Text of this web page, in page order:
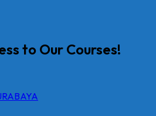
to Our Courses!